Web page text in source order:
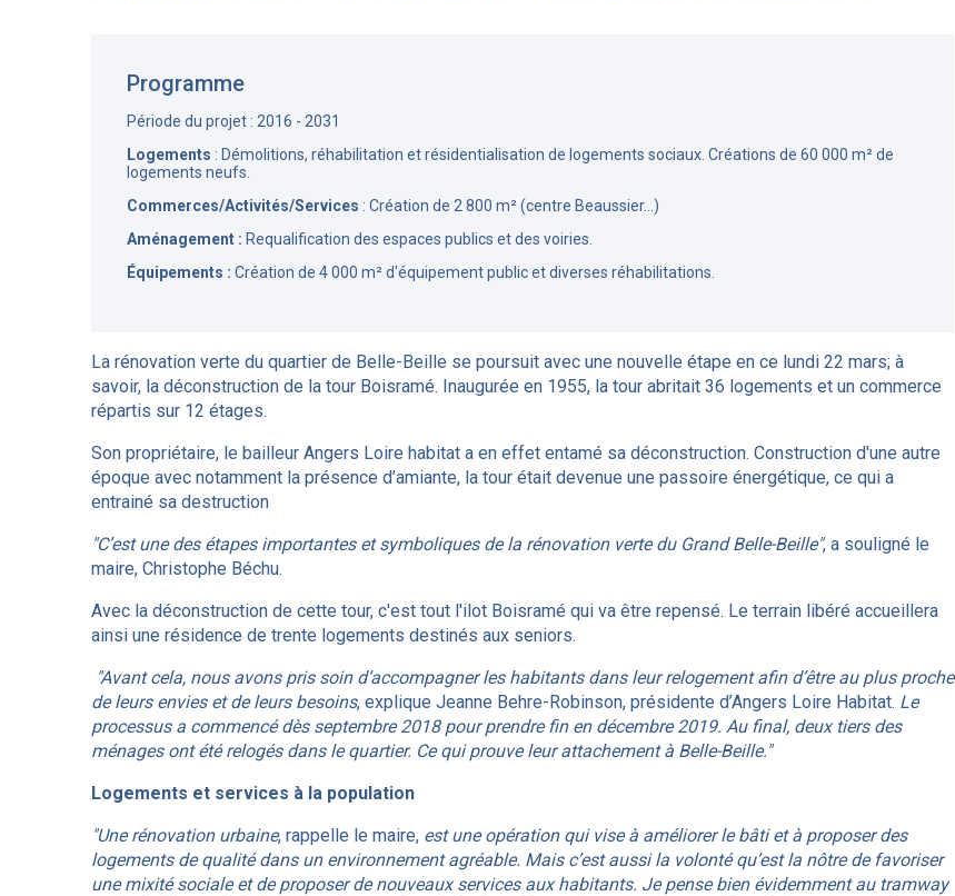
Programme
Période du projet : 2016 - 2031
Logements : Démolitions, réhabilitation et résidentialisation de logements sociaux. Créations de 60 000 m² de
logements neufs.
Commerces/Activités/Services : Création de 2 800 m² (centre Beaussier...)
Aménagement : Requalification des espaces publics et des voiries.
Équipements : Création de 4 000 m² d'équipement public et diverses réhabilitations.
La rénovation verte du quartier de Belle-Beille se poursuit avec une nouvelle étape en ce lundi 22 mars; à
savoir, la déconstruction de la tour Boisramé. Inaugurée en 1955, la tour abritait 36 logements et un commerce
répartis sur 12 étages.
Son propriétaire, le bailleur Angers Loire habitat a en effet entamé sa déconstruction. Construction d'une autre
époque avec notamment la présence d’amiante, la tour était devenue une passoire énergétique, ce qui a
entrainé sa destruction
"C’est une des étapes importantes et symboliques de la rénovation verte du Grand Belle-Beille", a souligné le
maire, Christophe Béchu.
Avec la déconstruction de cette tour, c'est tout l'ilot Boisramé qui va être repensé. Le terrain libéré accueillera
ainsi une résidence de trente logements destinés aux seniors.
"Avant cela, nous avons pris soin d’accompagner les habitants dans leur relogement afin d’être au plus proche
de leurs envies et de leurs besoins, explique Jeanne Behre-Robinson, présidente d’Angers Loire Habitat. Le
processus a commencé dès septembre 2018 pour prendre fin en décembre 2019. Au final, deux tiers des
ménages ont été relogés dans le quartier. Ce qui prouve leur attachement à Belle-Beille."
Logements et services à la population
"Une rénovation urbaine, rappelle le maire, est une opération qui vise à améliorer le bâti et à proposer des
logements de qualité dans un environnement agréable. Mais c’est aussi la volonté qu’est la nôtre de favoriser
une mixité sociale et de proposer de nouveaux services aux habitants. Je pense bien évidemment au tramway